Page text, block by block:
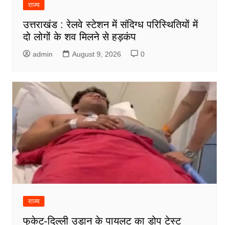
राज्य
उत्तराखंड : रेलवे स्टेशन में संदिग्ध परिस्थितियों में
दो लोगों के शव मिलने से हड़कंप
admin August 9, 2026 0
राज्य
फुकेट-दिल्ली उड़ान के पायलट का डोप टेस्ट